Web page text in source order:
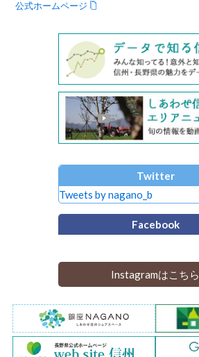
公式ホームページ
Twitter
Tweets by nagano_b
Facebook
Instagramはこちら